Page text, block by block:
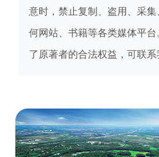
意时，禁止复制、盗用、采
何网站、书籍等各类媒体平
了原著者的合法权益，可联系